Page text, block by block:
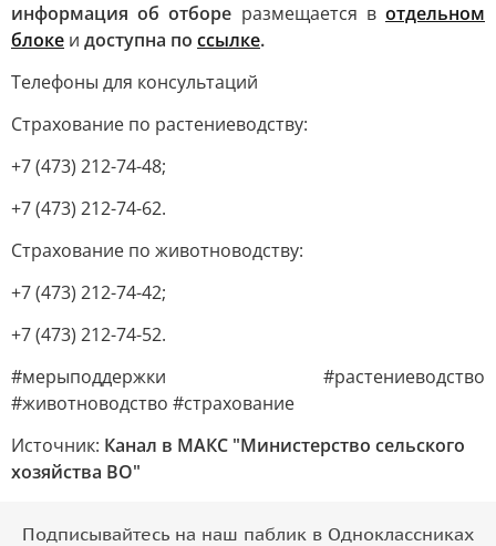
информация об отборе размещается вотдельном
блоке и доступна по ссылке.
Телефоны для консультаций
Страхование по растениеводству:
+7 (473) 212-74-48;
+7 (473) 212-74-62.
Страхование по животноводству:
+7 (473) 212-74-42;
+7 (473) 212-74-52.
#мерыподдержки #растениеводство
#животноводство #страхование
Источник: Канал в МАКС "Министерство сельского
хозяйства ВО"
Подписывайтесь на наш паблик в Одноклассниках